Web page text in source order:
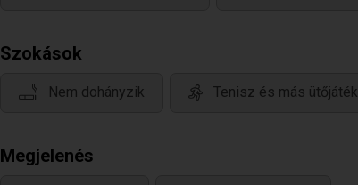
Szokások
Nem dohányzik Tenisz és más ütőjáték
Megjelenés